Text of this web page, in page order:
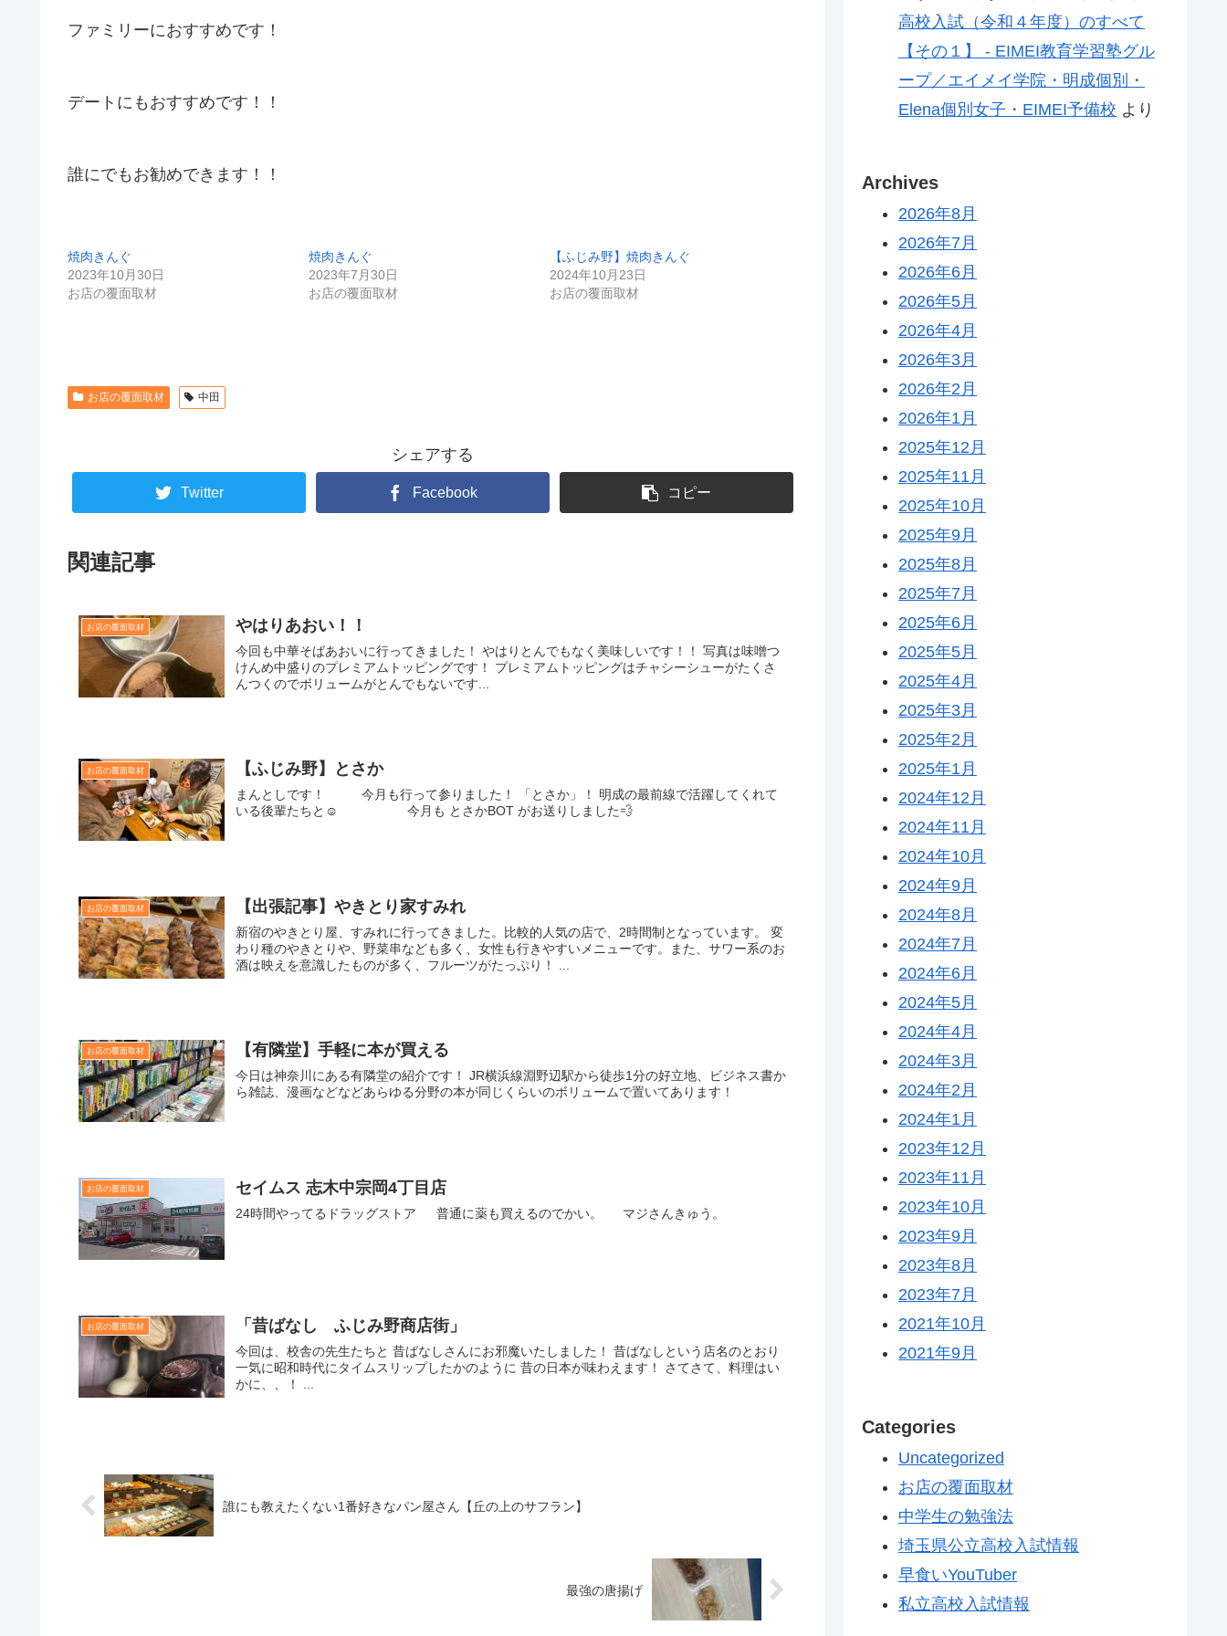
ファミリーにおすすめです！
デートにもおすすめです！！
誰にでもお勧めできます！！
焼肉きんぐ
2023年10月30日
お店の覆面取材
焼肉きんぐ
2023年7月30日
お店の覆面取材
【ふじみ野】焼肉きんぐ
2024年10月23日
お店の覆面取材
お店の覆面取材 中田
シェアする
Twitter Facebook コピー
関連記事
お店の覆面取材 やはりあおい！！
今回も中華そばあおいに行ってきました！ やはりとんでもなく美味しいです！！ 写真は味噌つ
けんめ中盛りのプレミアムトッピングです！ プレミアムトッピングはチャシーシューがたくさ
んつくのでボリュームがとんでもないです...
お店の覆面取材 【ふじみ野】とさか
まんとしです！ 今月も行って参りました！ 「とさか」！ 明成の最前線で活躍してくれて
いる後輩たちと☺️ 今月も とさかBOT がお送りしました💨
お店の覆面取材 【出張記事】やきとり家すみれ
新宿のやきとり屋、すみれに行ってきました。比較的人気の店で、2時間制となっています。 変
わり種のやきとりや、野菜串なども多く、女性も行きやすいメニューです。また、サワー系のお
酒は映えを意識したものが多く、フルーツがたっぷり！ ...
お店の覆面取材 【有隣堂】手軽に本が買える
今日は神奈川にある有隣堂の紹介です！ JR横浜線淵野辺駅から徒歩1分の好立地、ビジネス書か
ら雑誌、漫画などなどあらゆる分野の本が同じくらいのボリュームで置いてあります！
お店の覆面取材 セイムス 志木中宗岡4丁目店
24時間やってるドラッグストア 普通に薬も買えるのでかい。 マジさんきゅう。
お店の覆面取材 「昔ばなし ふじみ野商店街」
今回は、校舎の先生たちと 昔ばなしさんにお邪魔いたしました！ 昔ばなしという店名のとおり
一気に昭和時代にタイムスリップしたかのように 昔の日本が味わえます！ さてさて、料理はい
かに、、！ ...
誰にも教えたくない1番好きなパン屋さん【丘の上のサフラン】
最強の唐揚げ
高校入試（令和４年度）のすべて
【その１】 - EIMEI教育学習塾グル
ープ／エイメイ学院・明成個別・
Elena個別女子・EIMEI予備校 より
Archives
2026年8月
2026年7月
2026年6月
2026年5月
2026年4月
2026年3月
2026年2月
2026年1月
2025年12月
2025年11月
2025年10月
2025年9月
2025年8月
2025年7月
2025年6月
2025年5月
2025年4月
2025年3月
2025年2月
2025年1月
2024年12月
2024年11月
2024年10月
2024年9月
2024年8月
2024年7月
2024年6月
2024年5月
2024年4月
2024年3月
2024年2月
2024年1月
2023年12月
2023年11月
2023年10月
2023年9月
2023年8月
2023年7月
2021年10月
2021年9月
Categories
Uncategorized
お店の覆面取材
中学生の勉強法
埼玉県公立高校入試情報
早食いYouTuber
私立高校入試情報